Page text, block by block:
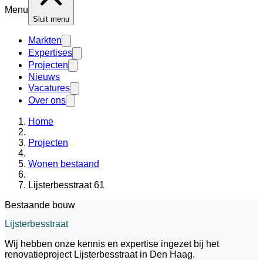
Menu
Sluit menu
Markten
Expertises
Projecten
Nieuws
Vacatures
Over ons
Home
Projecten
Wonen bestaand
Lijsterbesstraat 61
Bestaande bouw
Lijsterbesstraat
Wij hebben onze kennis en expertise ingezet bij het
renovatieproject Lijsterbesstraat in Den Haag.